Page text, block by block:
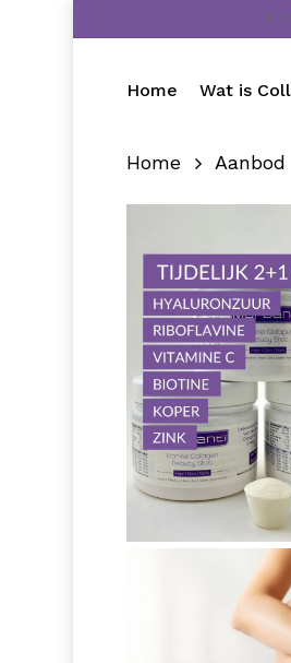
Home Wat is
Home Aanbod